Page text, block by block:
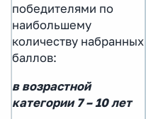
победителями по
наибольшему
количеству набранных
баллов:
в возрастной
категории 7 – 10 лет